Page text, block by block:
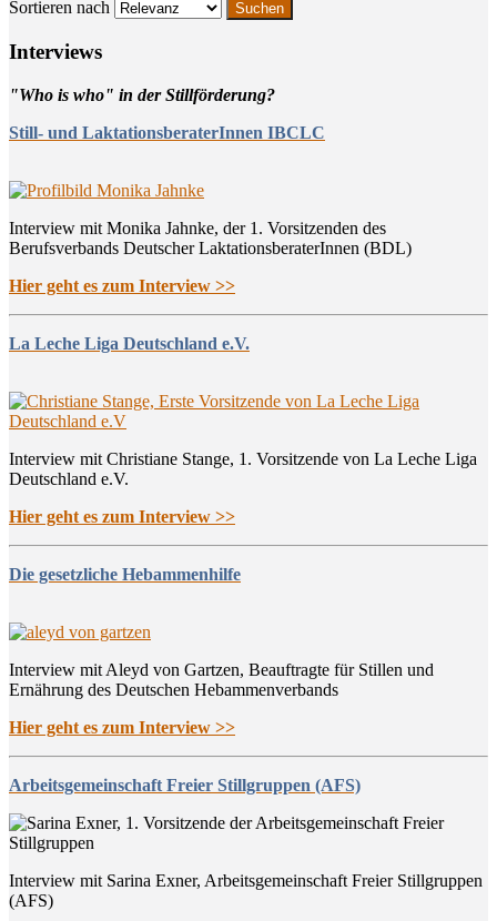
Sortieren nach
Inter­views
"Who is who" in der Stillförderung?
Still- und LaktationsberaterInnen IBCLC
Interview mit Monika Jahnke, der 1. Vorsitzenden des
Berufsverbands Deutscher LaktationsberaterInnen (BDL)
Hier geht es zum Interview >>
La Leche Liga Deutschland e.V.
Interview mit Christiane Stange, 1. Vorsitzende von La Leche Liga
Deutschland e.V.
Hier geht es zum Interview >>
Die gesetzliche Hebammenhilfe
Interview mit Aleyd von Gartzen, Beauftragte für Stillen und
Ernährung des Deutschen Hebammenverbands
Hier geht es zum Interview >>
Arbeitsgemeinschaft Freier Stillgruppen (AFS)
Interview mit Sarina Exner, Arbeitsgemeinschaft Freier Stillgruppen
(AFS)